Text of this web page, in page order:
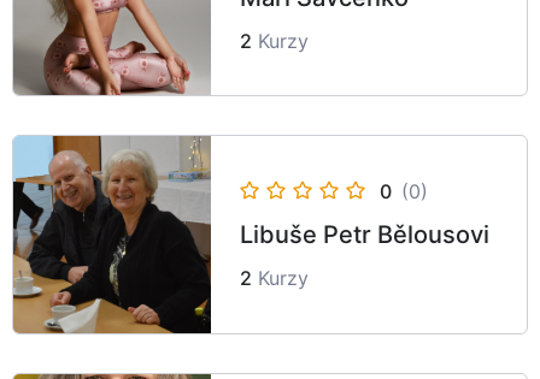
2 Kurzy
0 (0)
Libuše Petr Bělousovi
2 Kurzy